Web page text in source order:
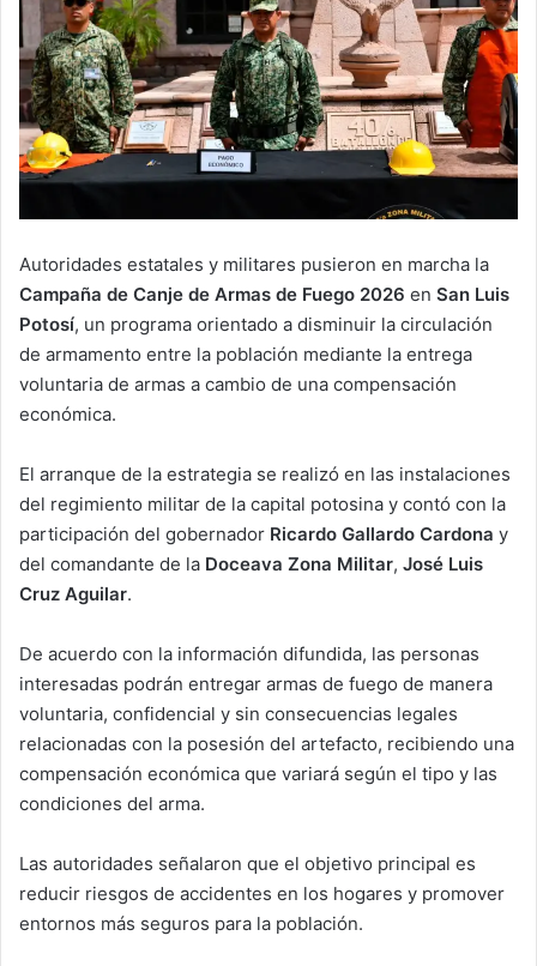
Autoridades estatales y militares pusieron en marcha la
Campaña de Canje de Armas de Fuego 2026 en San Luis
Potosí, un programa orientado a disminuir la circulación
de armamento entre la población mediante la entrega
voluntaria de armas a cambio de una compensación
económica.
El arranque de la estrategia se realizó en las instalaciones
del regimiento militar de la capital potosina y contó con la
participación del gobernador Ricardo Gallardo Cardona y
del comandante de la Doceava Zona Militar, José Luis
Cruz Aguilar.
De acuerdo con la información difundida, las personas
interesadas podrán entregar armas de fuego de manera
voluntaria, confidencial y sin consecuencias legales
relacionadas con la posesión del artefacto, recibiendo una
compensación económica que variará según el tipo y las
condiciones del arma.
Las autoridades señalaron que el objetivo principal es
reducir riesgos de accidentes en los hogares y promover
entornos más seguros para la población.